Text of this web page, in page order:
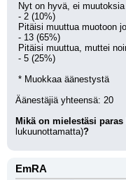
Nyt on hyvä, ei muutoksia
- 2 (10%)
Pitäisi muuttua muotoon
- 13 (65%)
Pitäisi muuttua, muttei
- 5 (25%)
* Muokkaa äänestystä
Äänestäjiä yhteensä: 20
Mikä on mielestäsi
lukuunottamatta)?
EmRA